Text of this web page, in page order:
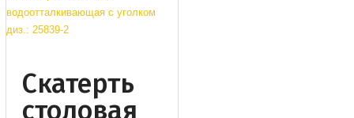
Cкатерть
столовая